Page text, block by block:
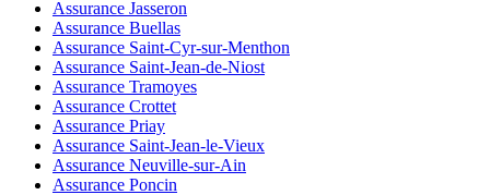
Assurance Jasseron
Assurance Buellas
Assurance Saint-Cyr-sur-Menthon
Assurance Saint-Jean-de-Niost
Assurance Tramoyes
Assurance Crottet
Assurance Priay
Assurance Saint-Jean-le-Vieux
Assurance Neuville-sur-Ain
Assurance Poncin